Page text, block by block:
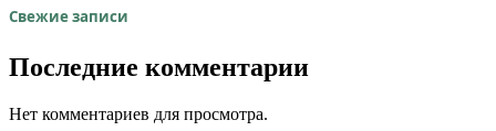
Свежие записи
Последние комментарии
Нет комментариев для просмотра.